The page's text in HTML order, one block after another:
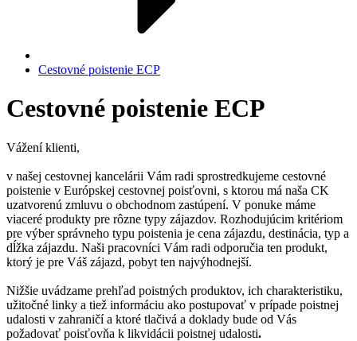
Cestovné poistenie ECP
Cestovné poistenie ECP
Vážení klienti,
v našej cestovnej kancelárii Vám radi sprostredkujeme cestovné
poistenie v Európskej cestovnej poisťovni, s ktorou má naša CK
uzatvorenú zmluvu o obchodnom zastúpení. V ponuke máme
viaceré produkty pre rôzne typy zájazdov. Rozhodujúcim kritériom
pre výber správneho typu poistenia je cena zájazdu, destinácia, typ a
dĺžka zájazdu. Naši pracovníci Vám radi odporučia ten produkt,
ktorý je pre Váš zájazd, pobyt ten najvýhodnejší.
Nižšie uvádzame prehľad poistných produktov, ich charakteristiku,
užitočné linky a tiež informáciu ako postupovať v prípade poistnej
udalosti v zahraničí a ktoré tlačivá a doklady bude od Vás
požadovať poisťovňa k likvidácii poistnej udalosti.